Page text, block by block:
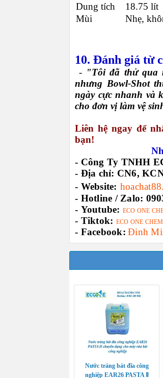
Dung tích
18.75 lít
Mùi
Nhẹ,
10. Đánh giá từ
- "Tôi đã thử qua
nhưng Bowl-Shot
ngày cực nhanh và
cho đơn vị làm vệ
Liên hệ ngay để
bạn!
- Công Ty TNHH
- Địa chỉ: CN6,
- Website:
- Hotline / Zalo:
- Youtube: ECO ONE
- Tiktok: ECO ONE
- Facebook: Đinh
Nước tráng bát đĩa công
nghiệp EAR26 PASTA Ⅱ